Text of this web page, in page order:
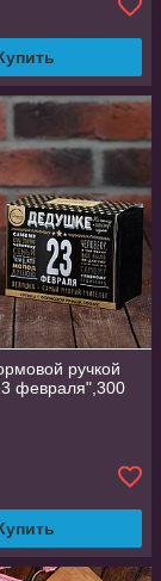
ручкой
февраля",300